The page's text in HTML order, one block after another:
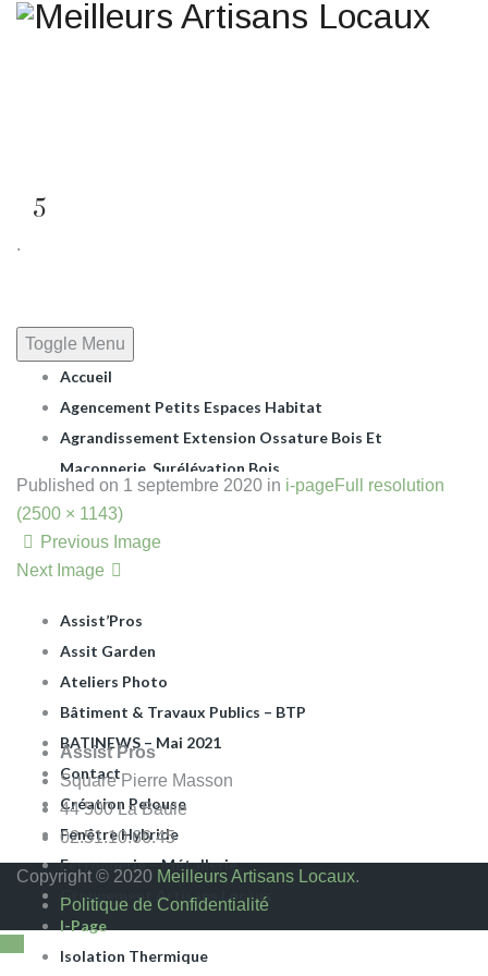
.
Toggle Menu
Accueil
Agencement Petits Espaces Habitat
Agrandissement Extension Ossature Bois Et
Maçonnerie, Surélévation Bois.
Apéro Dinatoire
ARTISANS DU BÂTIMENT
Assist Pros La Baule
Assist’Pros
Assit Garden
Ateliers Photo
Bâtiment & Travaux Publics – BTP
BATINEWS – Mai 2021
Contact
Création Pelouse
Fenêtre Hybride
Ferronnerie – Métallerie
Groupement Artisans Locaux
I-Page
Isolation Thermique
5
Published on 1 septembre 2020 in i-pageFull resolution
(2500 × 1143)
Previous Image
Next Image
Assist Pros
Square Pierre Masson
44 500 La Baule
02.51.10.66.45
Copyright © 2020 Meilleurs Artisans Locaux.
Politique de Confidentialité
Une question ? Un